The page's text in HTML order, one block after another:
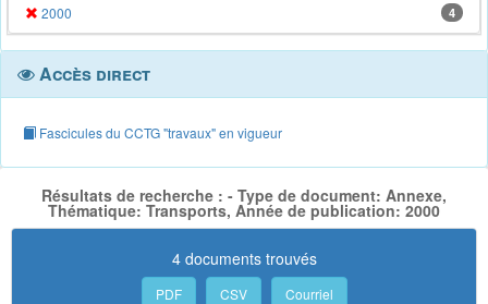
2000 4
Accès direct
Fascicules du CCTG "travaux" en vigueur
Résultats de recherche : - Type de document: Annexe,
Thématique: Transports, Année de publication: 2000
4 documents trouvés
PDF CSV Courriel